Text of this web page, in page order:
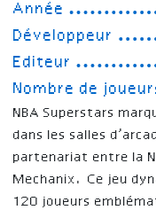
Année
Développeur
Editeur
Nombre de
NBA Superstars
dans les salles
partenariat entre la
Mechanix. Ce jeu
120 joueurs